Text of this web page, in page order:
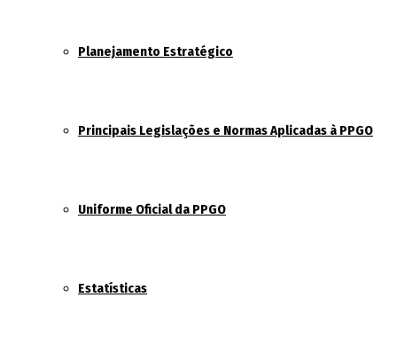
Planejamento Estratégico
Principais Legislações e Normas Aplicadas à PPGO
Uniforme Oficial da PPGO
Estatísticas